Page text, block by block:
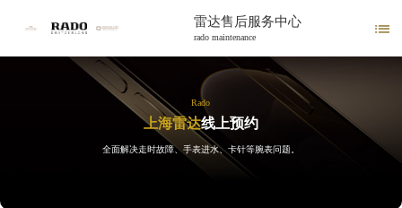
雷达售后服务中心
rado maintenance

Rado
上海雷达线上预约
全面解决走时故障、手表进水、卡针等腕表问题。